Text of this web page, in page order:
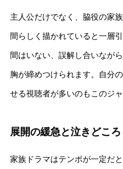
主人公だけでなく、脇役の家
間らしく描かれていると一層
間はいない、誤解し合いなが
胸が締めつけられます。自分
せる視聴者が多いのもこのジ
展開の緩急と泣きどころ
家族ドラマはテンポが一定だ